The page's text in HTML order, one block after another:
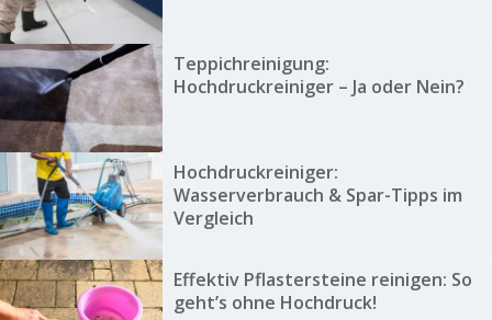
Teppichreinigung:
Hochdruckreiniger – Ja oder Nein?
Hochdruckreiniger:
Wasserverbrauch & Spar-Tipps im
Vergleich
Effektiv Pflastersteine reinigen: So
geht’s ohne Hochdruck!